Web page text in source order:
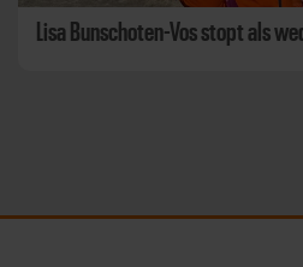
Lisa Bunschoten-Vos stopt als